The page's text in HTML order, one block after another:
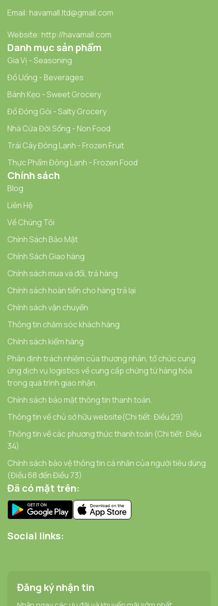
Email: havamall.ltd@gmail.com
Website: http://havamall.com
Danh mục sản phẩm
Gia Vị - Seasoning
Đồ Uống - Beverages
Bánh Kẹo - Sweet Grocery
Đồ Đóng Gói - Salty Grocery
Nhà Cửa Đời Sống - Non Food
Trái Cây Đông Lạnh - Frozen Fruit
Thực Phẩm Đông Lạnh - Frozen Food
Chính sách
Blog
Liên Hệ
Về Chúng Tôi
Chính Sách Bảo Mật
Chính Sách Giao hàng
Chính sách mua và đổi, trả hàng
Chính sách hoàn tiền cho hàng trả lại
Chính sách vận chuyển
Thông tin chăm sóc khách hàng
Chính sách kiểm hàng
Phân định trách nhiệm của thương nhân, tổ chức cung
ứng dịch vụ logistics về cung cấp chứng từ hàng hóa
trong quá trình giao nhận.
Chính sách bảo mật thông tin thanh toán.
Thông tin về chủ sở hữu website(Chi tiết: Điều 29)
Thông tin về các phương thức thanh toán (Chi tiết: Điều
34)
Chính sách bảo vệ thông tin cá nhân của người tiêu dùng
(Điều 68 đến Điều 73)
Đã có mặt trên:
Social links:
Đăng ký nhận tin